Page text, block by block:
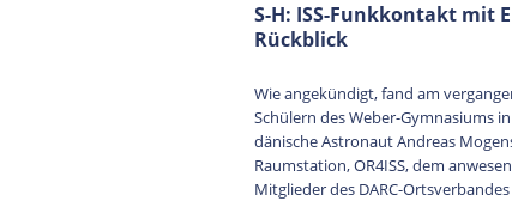
S-H: ISS-Funkkontakt mit
Rückblick
Wie angekündigt, fand am
Schülern des Weber-Gymnasiums
dänische Astronaut Andreas
Raumstation, OR4ISS, dem
Mitglieder des DARC-